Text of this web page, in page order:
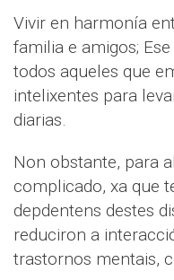
Vivir en harmonía
familia e amigos;
todos aqueles que
intelixentes para
diarias.
Non obstante, para
complicado, xa que
depdentens destes
reduciron a
trastornos mentais,